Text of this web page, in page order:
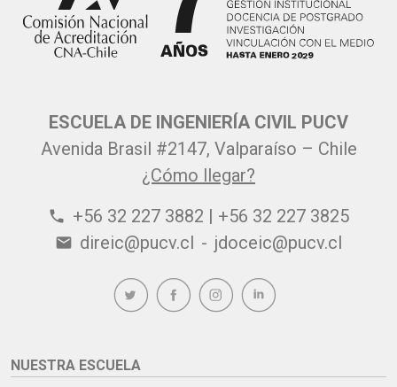
ESCUELA DE INGENIERÍA CIVIL PUCV
Avenida Brasil #2147, Valparaíso – Chile
¿Cómo llegar?
phone +56 32 227 3882 | +56 32 227 3825
email direic@pucv.cl - jdoceic@pucv.cl
NUESTRA ESCUELA